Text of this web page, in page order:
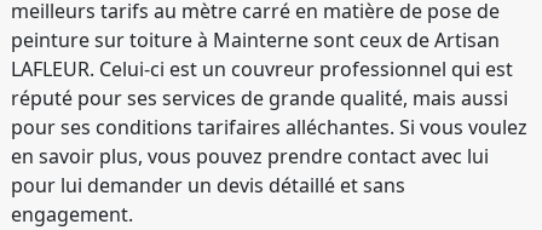
meilleurs tarifs au mètre carré en matière de pose de
peinture sur toiture à Mainterne sont ceux de Artisan
LAFLEUR. Celui-ci est un couvreur professionnel qui est
réputé pour ses services de grande qualité, mais aussi
pour ses conditions tarifaires alléchantes. Si vous voulez
en savoir plus, vous pouvez prendre contact avec lui
pour lui demander un devis détaillé et sans
engagement.